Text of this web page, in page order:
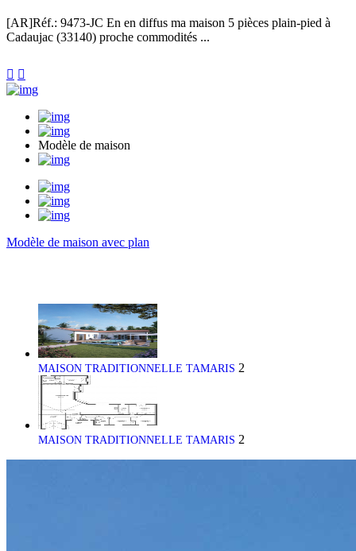
[AR]Réf.: 9473-JC En en diffus ma maison 5 pièces plain-pied à
Cadaujac (33140) proche commodités ...
 
Modèle de maison
Modèle de maison avec plan
MAISON TRADITIONNELLE TAMARIS 2
MAISON TRADITIONNELLE TAMARIS 2